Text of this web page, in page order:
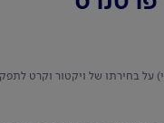
על בחירתו של ויקטור וקרט